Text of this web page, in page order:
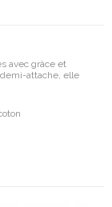
avec grâce et
attache, elle